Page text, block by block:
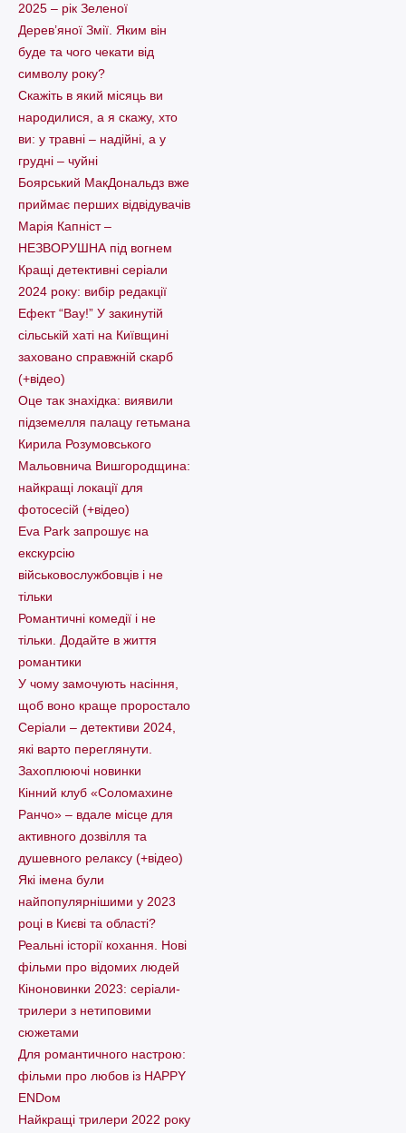
2025 – рік Зеленої
Дерев’яної Змії. Яким він
буде та чого чекати від
символу року?
Скажіть в який місяць ви
народилися, а я скажу, хто
ви: у травні – надійні, а у
грудні – чуйні
Боярський МакДональдз вже
приймає перших відвідувачів
Марія Капніст –
НЕЗВОРУШНА під вогнем
Кращі детективні серіали
2024 року: вибір редакції
Ефект “Вау!” У закинутій
сільській хаті на Київщині
заховано справжній скарб
(+відео)
Оце так знахідка: виявили
підземелля палацу гетьмана
Кирила Розумовського
Мальовнича Вишгородщина:
найкращі локації для
фотосесій (+відео)
Eva Park запрошує на
екскурсію
військовослужбовців і не
тільки
Романтичні комедії і не
тільки. Додайте в життя
романтики
У чому замочують насіння,
щоб воно краще проростало
Серіали – детективи 2024,
які варто пеpеглянути.
Захоплюючі новинки
Кінний клуб «Соломахине
Ранчо» – вдале місце для
активного дозвілля та
душевного релаксу (+відео)
Які імена були
найпопулярнішими у 2023
році в Києві та області?
Реальні історії кохання. Нові
фільми про відомих людей
Кіноновинки 2023: серіали-
трилери з нетиповими
сюжетами
Для романтичного настрою:
фільми про любов із HAPPY
ENDом
Найкращі трилери 2022 року